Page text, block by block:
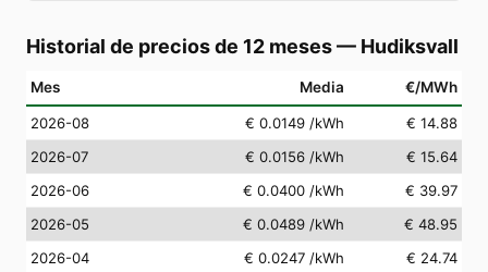
Historial de precios de 12 meses— Hudiksvall
Mes Media €/MWh
2026-08 € 0.0149 /kWh
€ 14.88
2026-07
€ 0.0156 /kWh
€ 15.64
2026-06
€ 0.0400 /kWh
€ 39.97
2026-05
€ 0.0489 /kWh
€ 48.95
2026-04
€ 0.0247 /kWh
€ 24.74